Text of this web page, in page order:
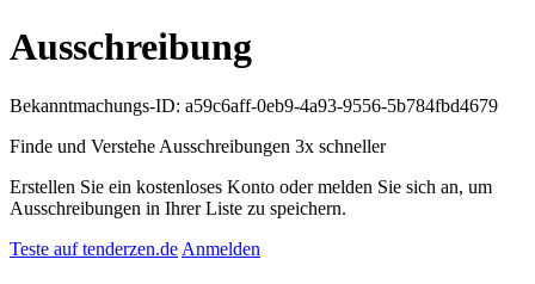
Ausschreibung
Bekanntmachungs-ID: a59c6aff-0eb9-4a93-9556-5b784fbd4679
Finde und Verstehe Ausschreibungen 3x schneller
Erstellen Sie ein kostenloses Konto oder melden Sie sich an, um
Ausschreibungen in Ihrer Liste zu speichern.
Teste auf tenderzen.de Anmelden